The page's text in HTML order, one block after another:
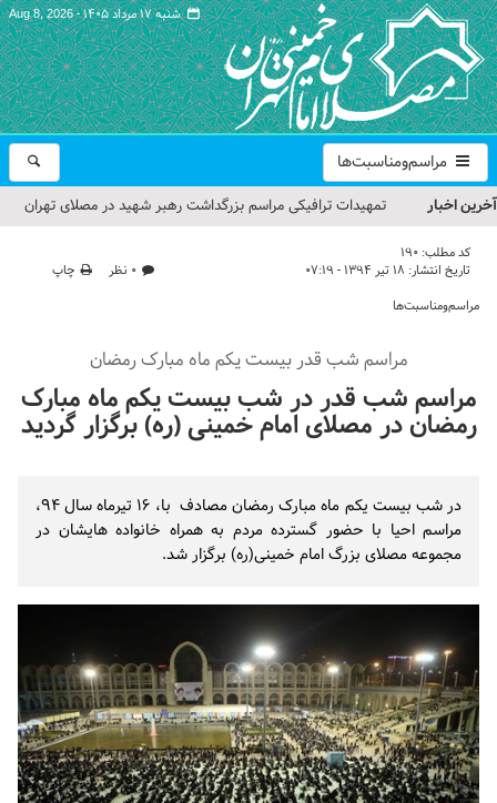
شنبه ۱۷ مرداد ۱۴۰۵ - Aug 8, 2026
مراسم‌ومناسبت‌ها
آخرین اخبار
تمهیدات ترافیکی مراسم بزرگداشت رهبر شهید در مصلای تهران
حجت‌الاسلام حاج علی‌اکبری؛ خطیب این هفته نماز جمعه تهران
معظم انقلاب
گزارش تصویری| مراسم نماز بر پیکر امام شهید انقلاب اسلامی ایران
گزارش تصویری| مراسم بزرگداشت آقای شهید ایران
کد مطلب: 190
تاریخ انتشار: ۱۸ تیر ۱۳۹۴ - ۰۷:۱۹ ۰ نظر
چاپ
مراسم‌ومناسبت‌ها
مراسم شب قدر بیست یکم ماه مبارک رمضان
مراسم شب قدر در شب بیست یکم ماه مبارک
رمضان در مصلای امام خمینی (ره) برگزار گردید
در شب بیست یکم ماه مبارک رمضان مصادف با، ۱۶ تیرماه سال ۹۴،
مراسم احیا با حضور گسترده مردم به همراه خانواده هایشان در
مجموعه مصلای بزرگ امام خمینی(ره) برگزار شد.